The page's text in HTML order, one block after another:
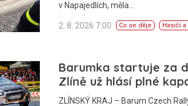
v Napajedlích, měla…
2. 8. 2026 7:00 Co se děje Hasiči
Barumka startuje za
Zlíně už hlásí plné
ZLÍNSKÝ KRAJ – Barum Czech